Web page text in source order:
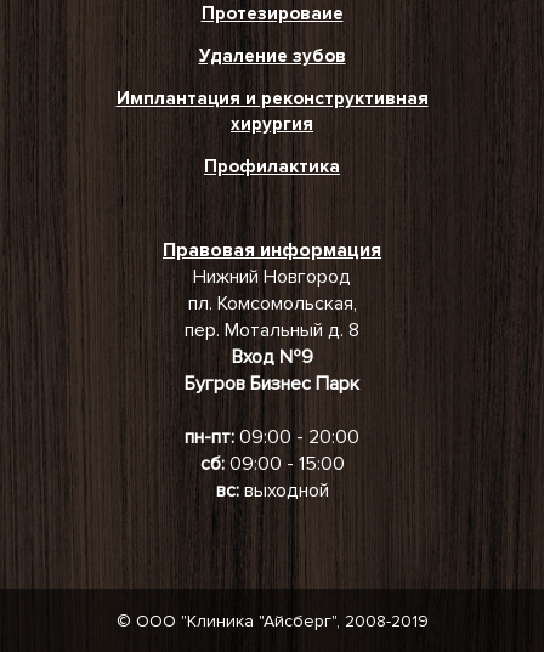
Протезироваие
Удаление зубов
Имплантация и реконструктивная
хирургия
Профилактика
Правовая информация
Нижний Новгород
пл. Комсомольская,
пер. Мотальный д. 8
Вход №9
Бугров Бизнес Парк
пн-пт: 09:00 - 20:00
сб:09:00 - 15:00
вс:выходной
© ООО "Клиника "Айсберг", 2008-2019